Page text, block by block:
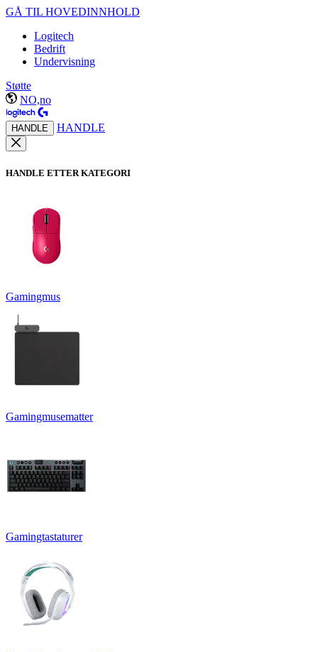
GÅ TIL HOVEDINNHOLD
Logitech
Bedrift
Undervisning
Støtte
NO,no
HANDLE HANDLE
HANDLE ETTER KATEGORI
Gamingmus
Gamingmusematter
Gamingtastaturer